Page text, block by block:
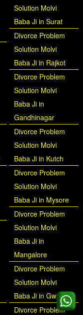
Solution Molvi
Baba Ji in Surat
Divorce Problem
Solution Molvi
Baba Ji in Rajkot
Divorce Problem
Solution Molvi
Baba Ji in
Gandhinagar
Divorce Problem
Solution Molvi
Baba Ji in Kutch
Divorce Problem
Solution Molvi
Baba Ji in Mysore
Divorce Problem
Solution Molvi
Baba Ji in
Mangalore
Divorce Problem
Solution Molvi
Baba Ji in Gwalior
Divorce Problem